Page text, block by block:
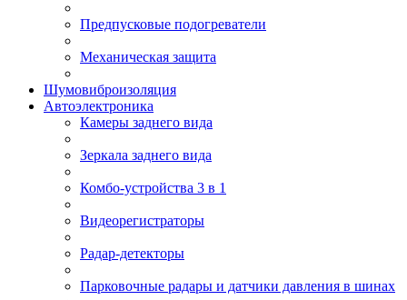
Предпусковые подогреватели
Механическая защита
Шумовиброизоляция
Автоэлектроника
Камеры заднего вида
Зеркала заднего вида
Комбо-устройства 3 в 1
Видеорегистраторы
Радар-детекторы
Парковочные радары и датчики давления в шинах